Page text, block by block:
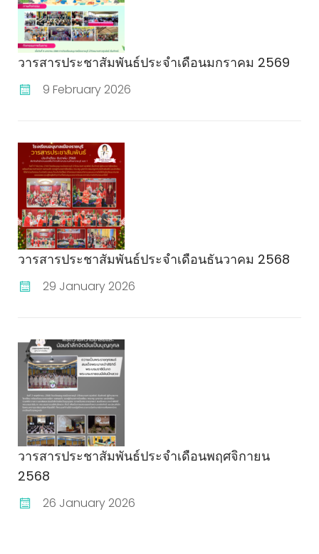
วารสารประชาสัมพันธ์ประจำเดือนมกราคม 2569
9 February 2026
วารสารประชาสัมพันธ์ประจำเดือนธันวาคม 2568
29 January 2026
วารสารประชาสัมพันธ์ประจำเดือนพฤศจิกายน
2568
26 January 2026